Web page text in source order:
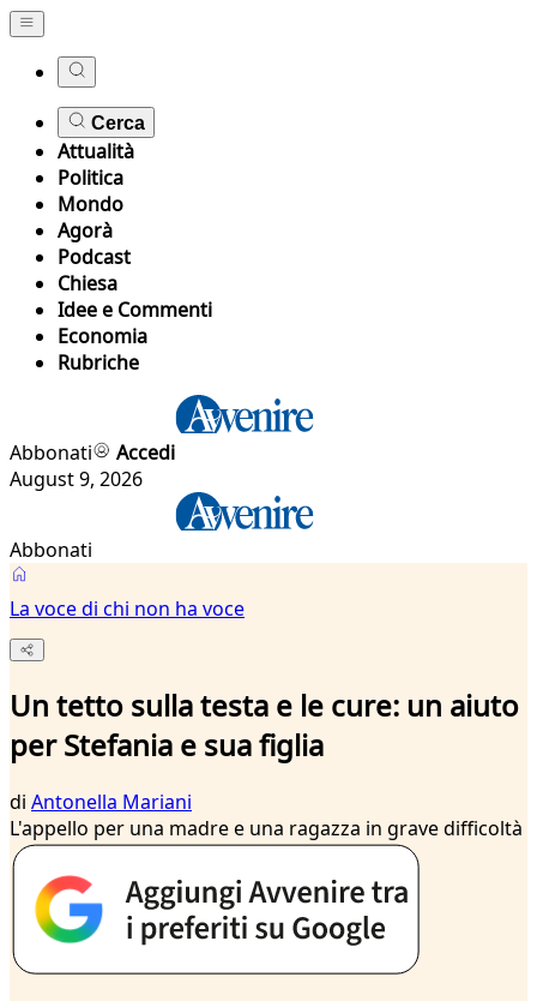
Cerca
Attualità
Politica
Mondo
Agorà
Podcast
Chiesa
Idee e Commenti
Economia
Rubriche
Abbonati
Accedi
August 9, 2026
Abbonati
La voce di chi non ha voce
Un tetto sulla testa e le cure: un aiuto
per Stefania e sua figlia
di Antonella Mariani
L'appello per una madre e una ragazza in grave difficoltà